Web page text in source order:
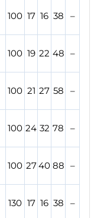
100 17 16 38 –
100 19 22 48 –
100 21 27 58 –
100 24 32 78 –
100 2740 88 –
130 17 16 38 –